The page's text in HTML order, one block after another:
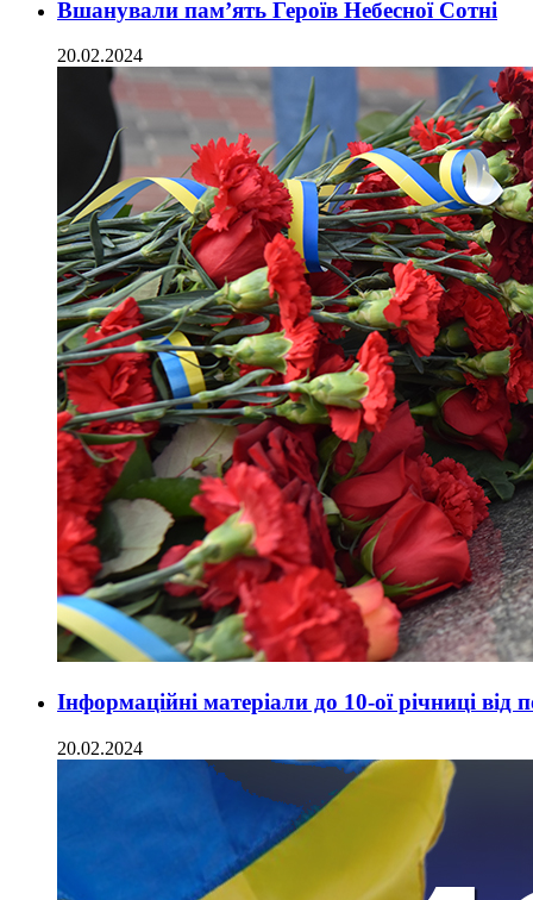
Вшанували пам’ять Героїв Небесної Сотні
20.02.2024
Інформаційні матеріали до 10-ої річниці від
20.02.2024